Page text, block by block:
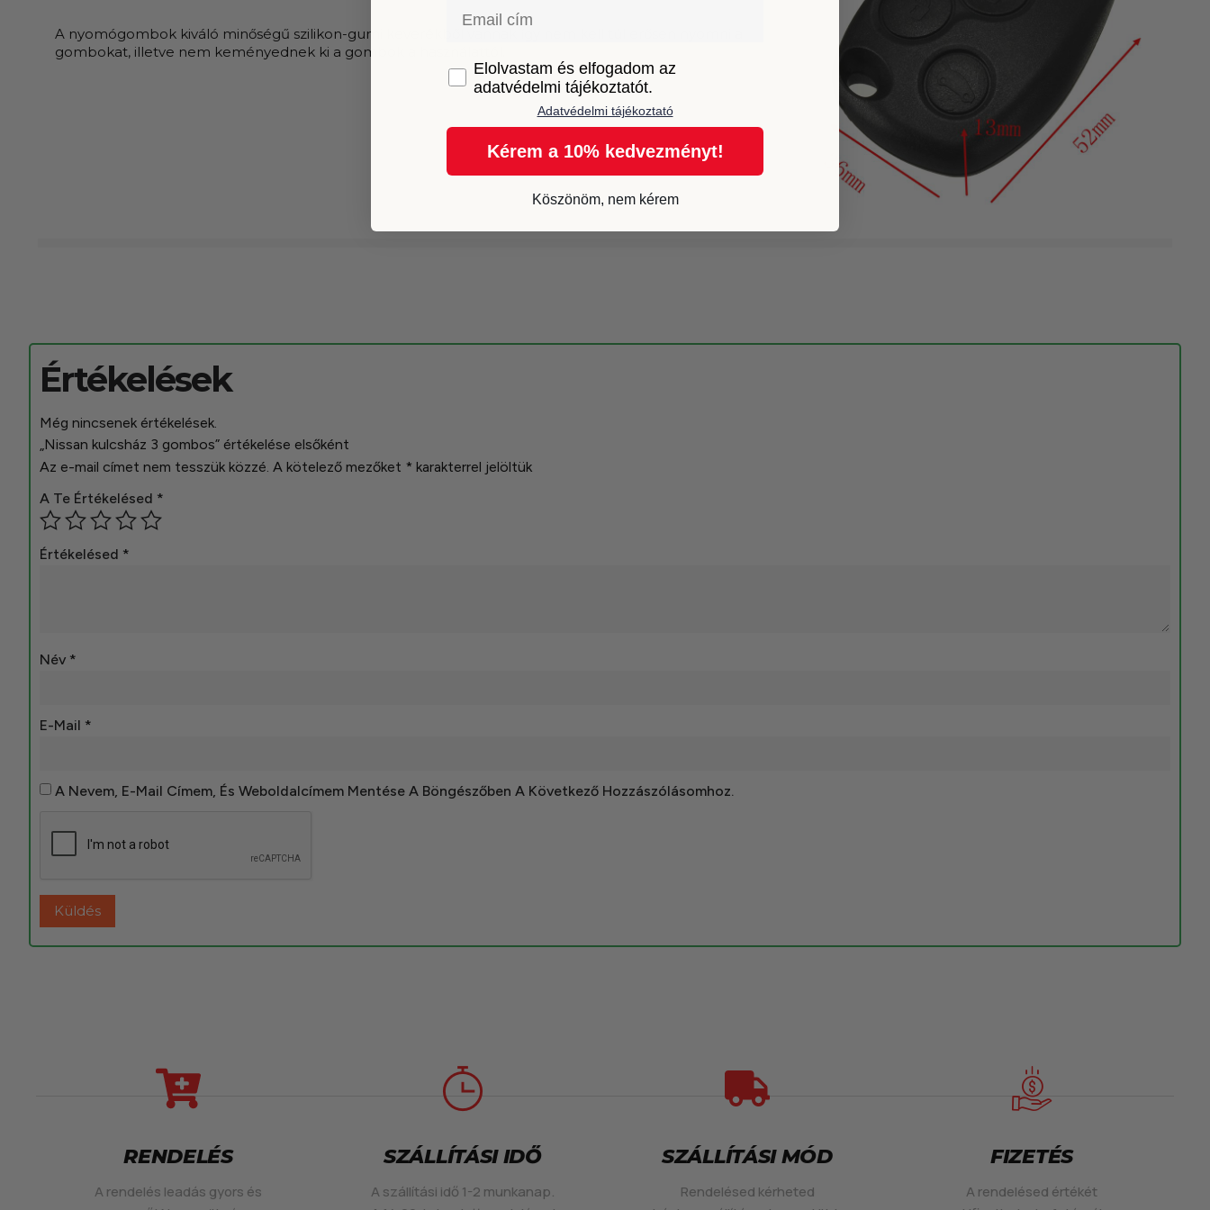
A nyomógombok kiváló minőségű szilikon-gumi keverékből vannak így nem kell túl erősen nyomni a
gombokat, illetve nem keményednek ki a gombok a használattól.
Értékelések
Még nincsenek értékelések.
„Nissan kulcsház 3 gombos” értékelése elsőként
Az e-mail címet nem tesszük közzé. A kötelező mezőket * karakterrel jelöltük
A Te Értékelésed *
Értékelésed *
Név *
E-Mail *
A Nevem, E-Mail Címem, És Weboldalcímem Mentése A Böngészőben A Következő Hozzászólásomhoz.
RENDELÉS
A rendelés leadás gyors és
SZÁLLÍTÁSI IDŐ
A szállítási idő 1-2 munkanap.
SZÁLLÍTÁSI MÓD
Rendelésed kérheted
FIZETÉS
A rendelésed értékét
GDPRElolvastam és elfogadom az
adatvédelmi tájékoztatót.
Adatvédelmi tájékoztató
Kérem a 10% kedvezményt!
Köszönöm, nem kérem